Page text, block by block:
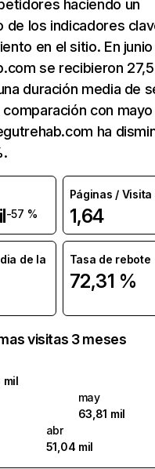
haciendo un
de los indicadores
en el sitio. En junio
se recibieron
duración media de
comparación con
ha
-57 %
Páginas / Visita
1,64
de la
Tasa de rebote
72,31 %
visitas 3 meses
mil
may
63,81 mil
abr
51,04 mil